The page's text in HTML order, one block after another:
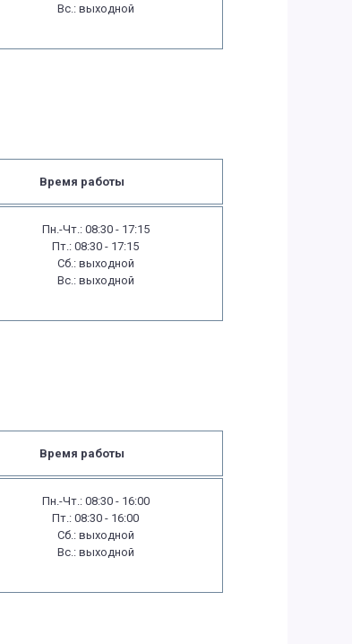
Вс.: выходной
Время работы
Пн.-Чт.: 08:30 - 17:15
Пт.: 08:30 - 17:15
Сб.: выходной
Вс.: выходной
Время работы
Пн.-Чт.: 08:30 - 16:00
Пт.: 08:30 - 16:00
Сб.: выходной
Вс.: выходной